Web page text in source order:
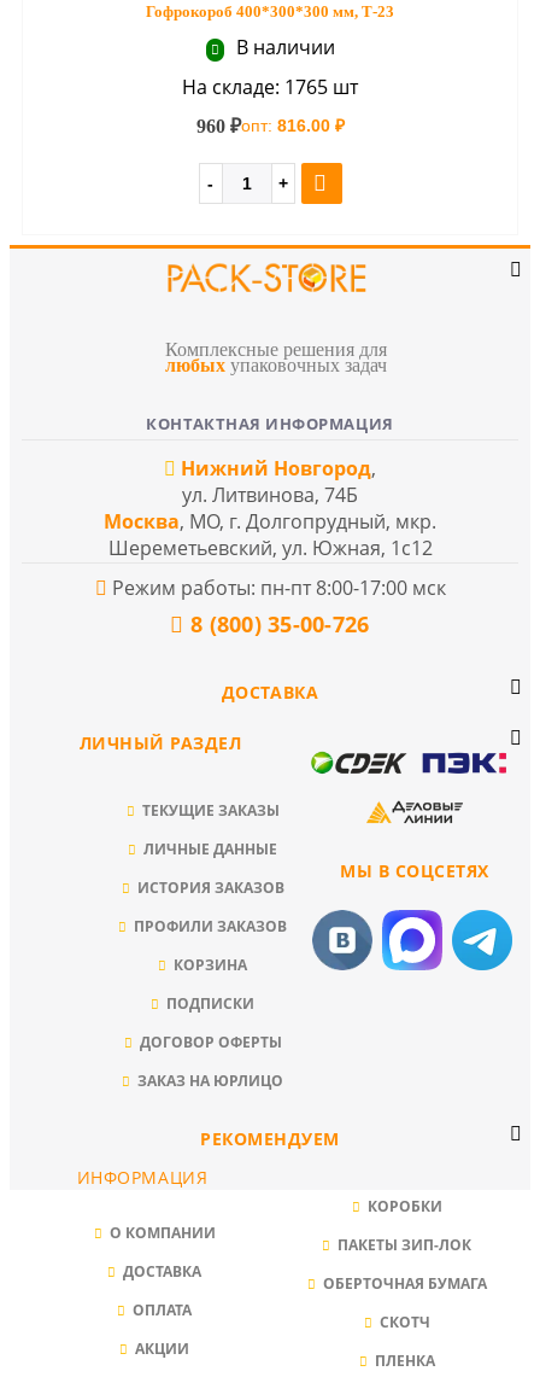
Гофрокороб 400*300*300 мм, Т-23
В наличии
На складе: 1765 шт
960 ₽опт: 816.00 ₽
Комплексные решения для
любых упаковочных задач
КОНТАКТНАЯ ИНФОРМАЦИЯ
Нижний Новгород,
ул. Литвинова, 74Б
Москва, МО, г. Долгопрудный, мкр.
Шереметьевский, ул. Южная, 1с12
Режим работы: пн-пт 8:00-17:00 мск
8 (800) 35-00-726
ДОСТАВКА
МЫ В СОЦСЕТЯХ
ЛИЧНЫЙ РАЗДЕЛ
ТЕКУЩИЕ ЗАКАЗЫ
ЛИЧНЫЕ ДАННЫЕ
ИСТОРИЯ ЗАКАЗОВ
ПРОФИЛИ ЗАКАЗОВ
КОРЗИНА
ПОДПИСКИ
ДОГОВОР ОФЕРТЫ
ЗАКАЗ НА ЮРЛИЦО
РЕКОМЕНДУЕМ
КОРОБКИ
ПАКЕТЫ ЗИП-ЛОК
ОБЕРТОЧНАЯ БУМАГА
СКОТЧ
ПЛЕНКА
ИНФОРМАЦИЯ
О КОМПАНИИ
ДОСТАВКА
ОПЛАТА
АКЦИИ